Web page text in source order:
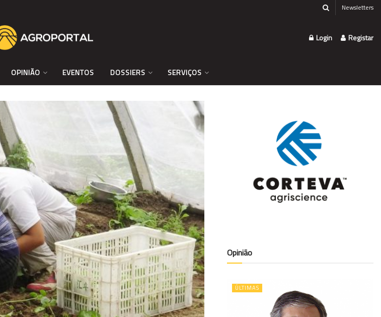
Newsletters
Login Registar
OPINIÃO EVENTOS DOSSIERS SERVIÇOS
Opinião
ÚLTIMAS